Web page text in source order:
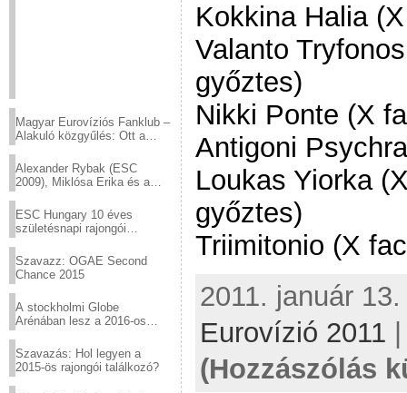
Magyar Eurovíziós Fanklub –
Alakuló közgyűlés: Ott a
Alexander Rybak (ESC
2009), Miklósa Erika és a
sztárjai a Margitszigeten
ESC Hungary 10 éves
születésnapi rajongói
Szavazz: OGAE Second
Chance 2015
A stockholmi Globe
Arénában lesz a 2016-os
Szavazás: Hol legyen a
2015-ös rajongói találkozó?
Kokkina Halia
Valanto
győztes)
Nikki Ponte (X
Antigoni
Loukas Yiorka
győztes)
Triimitonio (X
2011. január
Eurovízió 2011
(Hozzászólás